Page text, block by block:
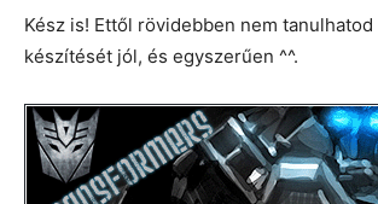
Kész is! Ettől rövidebben nem tanulhatod
készítését jól, és egyszerűen ^^.